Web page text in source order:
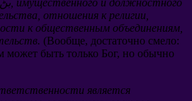
имущественного и должностного
отношения к религии
к общественным объединениям
. (Вообще, достаточно смело:
может быть только Бог, но обычно
является